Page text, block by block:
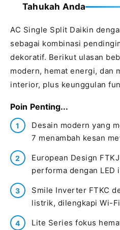
Tahukah Anda
AC Single Split Daikin
sebagai kombinasi
dekoratif. Berikut ulasan
modern, hemat energi, dan
interior, plus keunggulan
Poin Penting...
Desain modern yang
7 menambah kesan
European Design
performa dengan LED
Smile Inverter FTKC
listrik, dilengkapi Wi-
Lite Series fokus